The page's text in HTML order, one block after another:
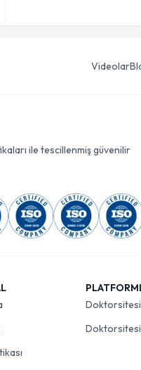
Videolar
ile tescillenmiş güvenilir